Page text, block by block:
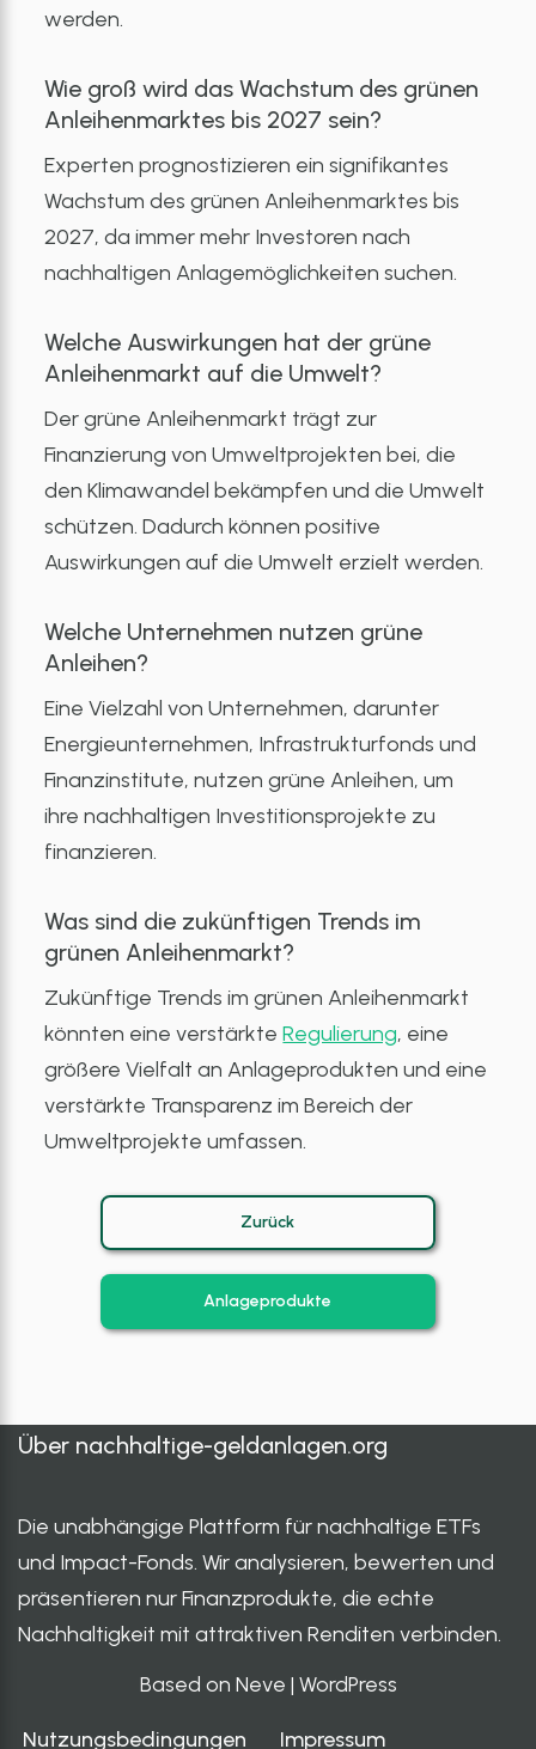
werden.
Wie groß wird das Wachstum des grünen
Anleihenmarktes bis 2027 sein?
Experten prognostizieren ein signifikantes
Wachstum des grünen Anleihenmarktes bis
2027, da immer mehr Investoren nach
nachhaltigen Anlagemöglichkeiten suchen.
Welche Auswirkungen hat der grüne
Anleihenmarkt auf die Umwelt?
Der grüne Anleihenmarkt trägt zur
Finanzierung von Umweltprojekten bei, die
den Klimawandel bekämpfen und die Umwelt
schützen. Dadurch können positive
Auswirkungen auf die Umwelt erzielt werden.
Welche Unternehmen nutzen grüne
Anleihen?
Eine Vielzahl von Unternehmen, darunter
Energieunternehmen, Infrastrukturfonds und
Finanzinstitute, nutzen grüne Anleihen, um
ihre nachhaltigen Investitionsprojekte zu
finanzieren.
Was sind die zukünftigen Trends im
grünen Anleihenmarkt?
Zukünftige Trends im grünen Anleihenmarkt
könnten eine verstärkteRegulierung, eine
größere Vielfalt an Anlageprodukten und eine
verstärkte Transparenz im Bereich der
Umweltprojekte umfassen.
Zurück
Anlageprodukte
Über nachhaltige-geldanlagen.org
Die unabhängige Plattform für nachhaltige ETFs
und Impact-Fonds. Wir analysieren, bewerten und
präsentieren nur Finanzprodukte, die echte
Nachhaltigkeit mit attraktiven Renditen verbinden.
Based on Neve | WordPress
Nutzungsbedingungen Impressum